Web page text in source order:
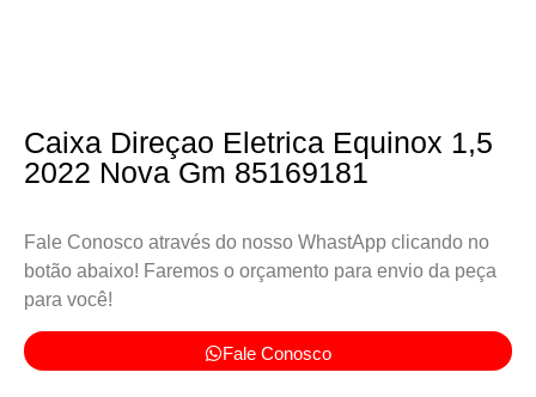
Caixa Direçao Eletrica Equinox 1,5
2022 Nova Gm 85169181
Fale Conosco através do nosso WhastApp clicando no
botão abaixo! Faremos o orçamento para envio da peça
para você!
Fale Conosco